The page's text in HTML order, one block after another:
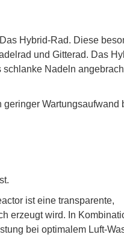
Hybrid-Rad. Diese
und Gitterad. Das
Nadeln
Wartungsaufwand
ist eine transparente,
erzeugt wird. In
bei optimalem Luft-